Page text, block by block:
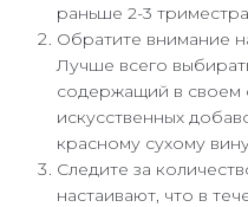
раньше 2-3
Обратите внимание
Лучше всего
содержащий в своем
искусственных
красному сухому
Следите за
настаивают, что в